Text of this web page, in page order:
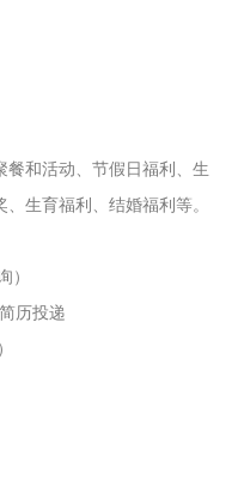
餐和活动、节假日福利、生
生育福利、结婚福利等。
）
历投递